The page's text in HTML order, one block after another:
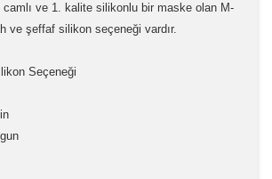
camlı ve 1. kalite silikonlu bir maske olan M-
ve şeffaf silikon seçeneği vardır.
Seçeneği